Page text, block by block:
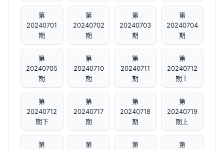
第
20240701
期
第
20240702
期
第
20240703
期
第
20240704
期
第
20240705
期
第
20240710
期
第
20240711
期
第
20240712
期上
第
20240712
期下
第
20240717
期
第
20240718
期
第
20240719
期上
第
第
第
第